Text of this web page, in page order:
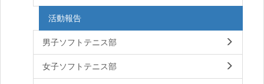
活動報告
男子ソフトテニス部
女子ソフトテニス部